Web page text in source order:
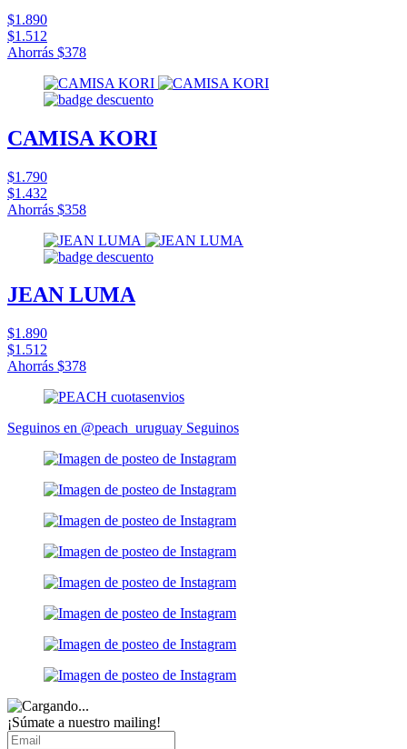
$1.890
$1.512
Ahorrás $378
CAMISA KORI
$1.790
$1.432
Ahorrás $358
JEAN LUMA
$1.890
$1.512
Ahorrás $378
Seguinos en @peach_uruguay Seguinos
¡Súmate a nuestro mailing!